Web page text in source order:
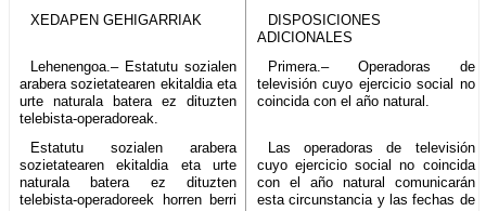
XEDAPEN GEHIGARRIAK
DISPOSICIONES
ADICIONALES
Lehenengoa.– Estatutu sozialen
arabera sozietatearen ekitaldia eta
urte naturala batera ez dituzten
telebista-operadoreak.
Primera.– Operadoras de
televisión cuyo ejercicio social no
coincida con el año natural.
Estatutu sozialen arabera
sozietatearen ekitaldia eta urte
naturala batera ez dituzten
telebista-operadoreek horren berri
Las operadoras de televisión
cuyo ejercicio social no coincida
con el año natural comunicarán
esta circunstancia y las fechas de